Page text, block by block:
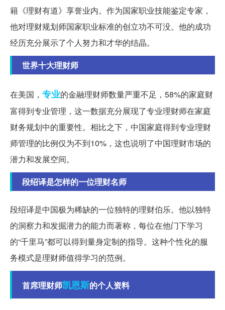
籍《理财有道》享誉业内。作为国家职业技能鉴定专家，
他对理财规划师国家职业标准的创立功不可没。他的成功
经历充分展示了个人努力和才华的结晶。
世界十大理财师
在美国， 专业的金融理财师数量严重不足，58%的家庭财
富得到专业管理，这一数据充分展现了专业理财师在家庭
财务规划中的重要性。相比之下，中国家庭得到专业理财
师管理的比例仅为不到10%，这也说明了中国理财市场的
潜力和发展空间。
段绍译是怎样的一位理财名师
段绍译是中国极为稀缺的一位独特的理财伯乐。他以独特
的洞察力和发掘潜力的能力而著称，每位在他门下学习
的“千里马”都可以得到量身定制的指导。这种个性化的服
务模式是理财师值得学习的范例。
首席理财师凯恩斯的个人资料